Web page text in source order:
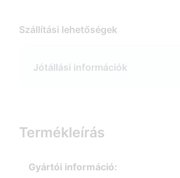
Szállítási lehetőségek
Jótállási információk
Termékleírás
Gyártói információ: